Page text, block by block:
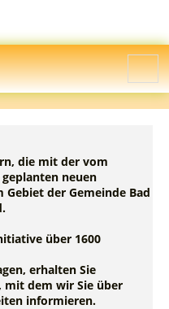
die mit der vom
neuen
Gebiet der Gemeinde Bad
über 1600
erhalten Sie
mit dem wir Sie über
informieren.